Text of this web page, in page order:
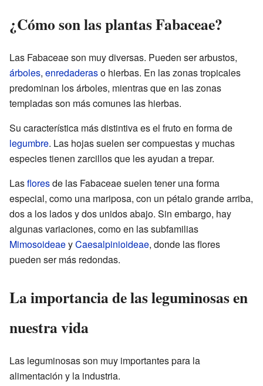
¿Cómo son las plantas Fabaceae?
Las Fabaceae son muy diversas. Pueden ser arbustos,
árboles, enredaderaso hierbas. En las zonas tropicales
predominan los árboles, mientras que en las zonas
templadas son más comunes las hierbas.
Su característica más distintiva es el fruto en forma de
legumbre. Las hojas suelen ser compuestas y muchas
especies tienen zarcillos que les ayudan a trepar.
Lasfloresde las Fabaceae suelen tener una forma
especial, como una mariposa, con un pétalo grande arriba,
dos a los lados y dos unidos abajo. Sin embargo, hay
algunas variaciones, como en las subfamilias
MimosoideaeyCaesalpinioideae, donde las flores
pueden ser más redondas.
La importancia de las leguminosas en
nuestra vida
Las leguminosas son muy importantes para la
alimentación y la industria.